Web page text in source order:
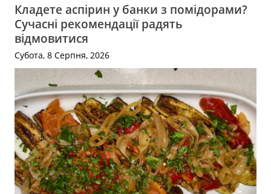
Кладете аспірин у банки з помідорами?
Сучасні рекомендації радять
відмовитися
Субота, 8 Серпня, 2026